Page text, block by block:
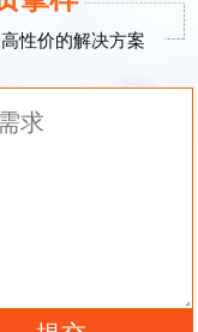
性价的解决方案